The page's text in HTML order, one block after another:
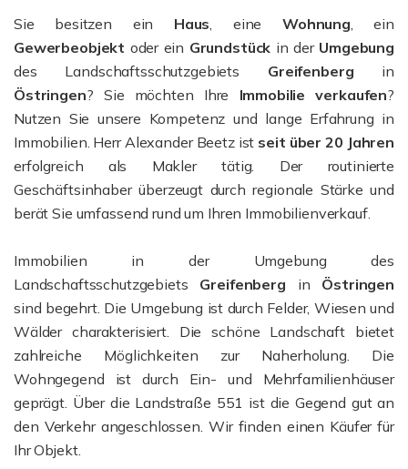
Sie besitzen ein Haus, eine Wohnung, ein
Gewerbeobjekt oder ein Grundstück in der Umgebung
des Landschaftsschutzgebiets Greifenberg in
Östringen? Sie möchten Ihre Immobilie verkaufen?
Nutzen Sie unsere Kompetenz und lange Erfahrung in
Immobilien. Herr Alexander Beetz ist seit über 20 Jahren
erfolgreich als Makler tätig. Der routinierte
Geschäftsinhaber überzeugt durch regionale Stärke und
berät Sie umfassend rund um Ihren Immobilienverkauf.
Immobilien in der Umgebung des
Landschaftsschutzgebiets Greifenberg in Östringen
sind begehrt. Die Umgebung ist durch Felder, Wiesen und
Wälder charakterisiert. Die schöne Landschaft bietet
zahlreiche Möglichkeiten zur Naherholung. Die
Wohngegend ist durch Ein- und Mehrfamilienhäuser
geprägt. Über die Landstraße 551 ist die Gegend gut an
den Verkehr angeschlossen. Wir finden einen Käufer für
Ihr Objekt.